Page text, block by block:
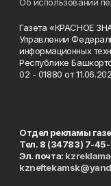
Газета «КРАСНОЕ
Управлении
информационных
Республике
02 - 01880 от
Отдел рекламы
Тел. 8 (34783) 7-
Эл. почта: